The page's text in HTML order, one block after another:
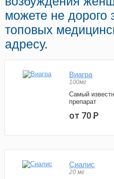
можете не дорого
топовых
адресу.
Виагра
100мг
Самый
препарат
от 70Р
Сиалис
20 мг